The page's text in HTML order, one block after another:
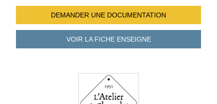
DEMANDER UNE DOCUMENTATION
VOIR LA FICHEENSEIGNE